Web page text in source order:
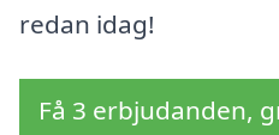
redan idag!
Få 3 erbjudanden,